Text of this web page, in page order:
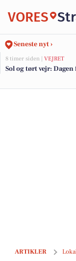
VORES
Seneste nyt ›
8 timer siden | VEJRET
Sol og tørt vejr:
ARTIKLER
Fire nye